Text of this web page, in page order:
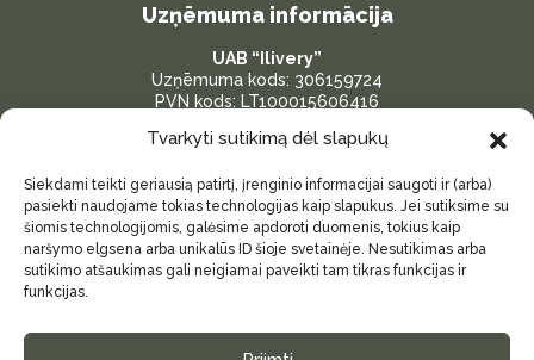
Tvarkyti sutikimą dėl slapukų
Siekdami teikti geriausią patirtį, įrenginio informacijai saugoti ir (arba)
pasiekti naudojame tokias technologijas kaip slapukus. Jei sutiksime su
šiomis technologijomis, galėsime apdoroti duomenis, tokius kaip
naršymo elgsena arba unikalūs ID šioje svetainėje. Nesutikimas arba
sutikimo atšaukimas gali neigiamai paveikti tam tikras funkcijas ir
funkcijas.
Uzņēmuma informācija
UAB “Ilivery”
Uzņēmuma kods: 306159724
PVN kods: LT100015606416
Adrese: Žardininku iela 23, Klaipėda, Lietuva
Svarīgas saites
Par mums
Kontakti
Privātuma politika